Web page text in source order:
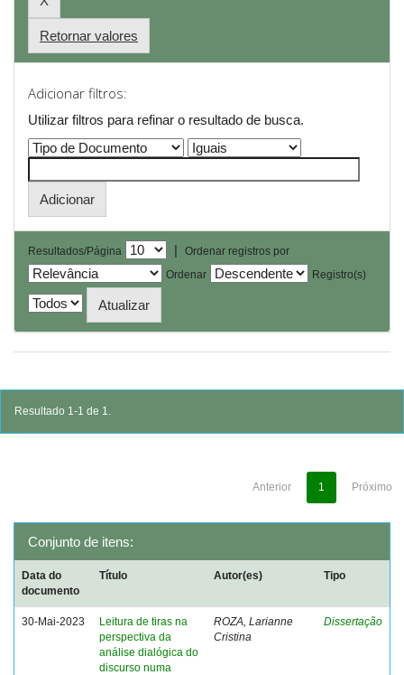
Retornar valores
Adicionar filtros:
Utilizar filtros para refinar o resultado de busca.
Resultados/Página |
Ordenar registros por
Ordenar
Registro(s)
Resultado 1-1 de 1.
Anterior 1 Próximo
Conjunto de itens:
Data do
documento
Título Autor(es) Tipo
30-Mai-2023
Leitura de tiras na
perspectiva da
análise dialógica do
discurso numa
ROZA, Larianne
Cristina
Dissertação